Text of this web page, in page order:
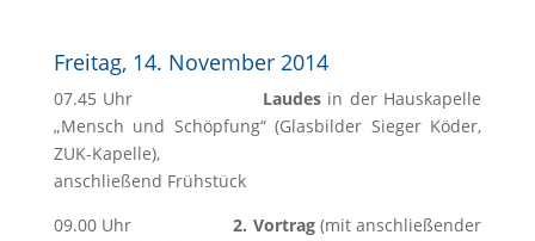
Freitag, 14. November 2014
07.45 Uhr Laudesin der Hauskapelle
„Mensch und Schöpfung“ (Glasbilder Sieger Köder,
ZUK-Kapelle),
anschließend Frühstück
09.00 Uhr2. Vortrag(mit anschließender